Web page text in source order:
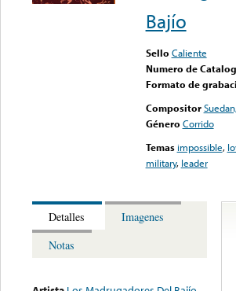
Bajío
Sello Caliente
Numero de
Formato de
Compositor
Género Corrido
Temas impossible,
military, leader
Detalles
Imagenes
Notas